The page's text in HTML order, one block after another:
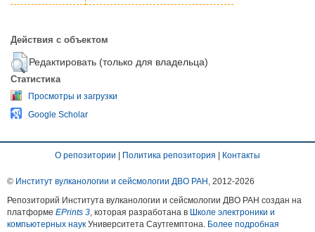
Действия с объектом
Редактировать (только для владельца)
Статистика
Просмотры и загрузки
Google Scholar
О репозитории | Политика репозитория | Контакты
© Институт вулканологии и сейсмологии ДВО РАН , 2012-2026
Репозиторий Института вулканологии и сейсмологии ДВО РАН создан на
платформе EPrints 3 , которая разработана в Школе электроники и
компьютерных наук Университета Саутгемптона. Более подробная